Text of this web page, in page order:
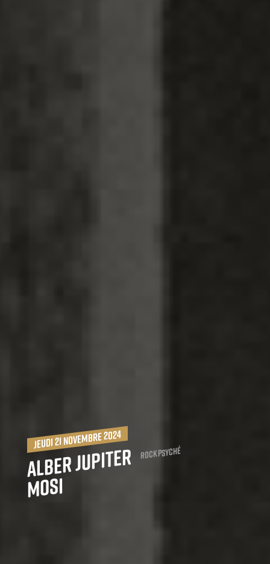
jeudi 21 novembre 2024
Alber Jupiter Rock Psyché
Mosi